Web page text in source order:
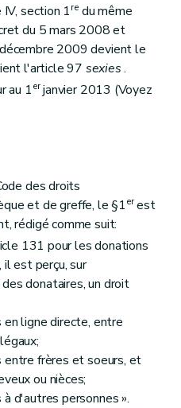
section 1redu même
du 5 mars 2008 et
2009 devient le
l'article 97 sexies.
au 1erjanvier 2013 (Voyez
des droits
et de greffe, le §1erest
rédigé comme suit:
131 pour les donations
est perçu, sur
donataires, un droit
ligne directe, entre
entre frères et soeurs, et
ou nièces;
d'autres personnes ».